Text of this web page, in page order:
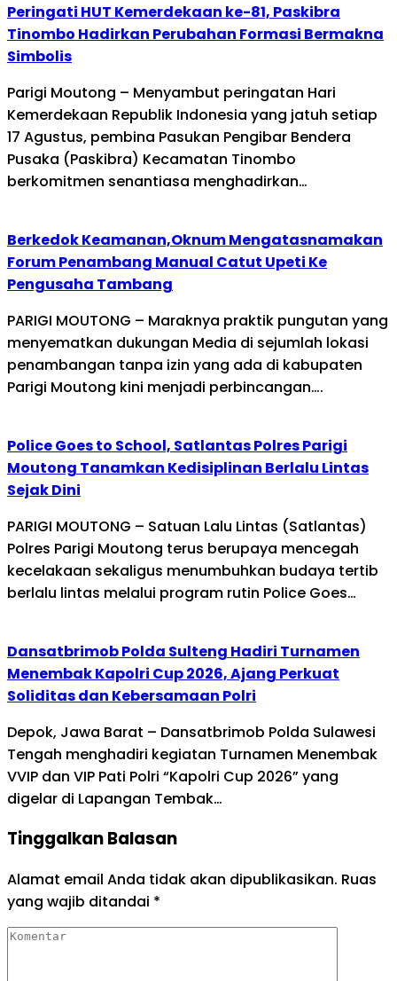
Peringati HUT Kemerdekaan ke-81, Paskibra
Tinombo Hadirkan Perubahan Formasi Bermakna
Simbolis
Parigi Moutong – Menyambut peringatan Hari
Kemerdekaan Republik Indonesia yang jatuh setiap
17 Agustus, pembina Pasukan Pengibar Bendera
Pusaka (Paskibra) Kecamatan Tinombo
berkomitmen senantiasa menghadirkan…
Berkedok Keamanan,Oknum Mengatasnamakan
Forum Penambang Manual Catut Upeti Ke
Pengusaha Tambang
PARIGI MOUTONG – Maraknya praktik pungutan yang
menyematkan dukungan Media di sejumlah lokasi
penambangan tanpa izin yang ada di kabupaten
Parigi Moutong kini menjadi perbincangan….
Police Goes to School, Satlantas Polres Parigi
Moutong Tanamkan Kedisiplinan Berlalu Lintas
Sejak Dini
PARIGI MOUTONG – Satuan Lalu Lintas (Satlantas)
Polres Parigi Moutong terus berupaya mencegah
kecelakaan sekaligus menumbuhkan budaya tertib
berlalu lintas melalui program rutin Police Goes…
Dansatbrimob Polda Sulteng Hadiri Turnamen
Menembak Kapolri Cup 2026, Ajang Perkuat
Soliditas dan Kebersamaan Polri
Depok, Jawa Barat – Dansatbrimob Polda Sulawesi
Tengah menghadiri kegiatan Turnamen Menembak
VVIP dan VIP Pati Polri “Kapolri Cup 2026” yang
digelar di Lapangan Tembak…
Tinggalkan Balasan
Alamat email Anda tidak akan dipublikasikan. Ruas
yang wajib ditandai *